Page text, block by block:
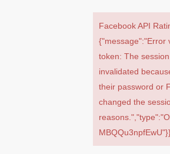
Facebook API
{"message":"Error
token: The
invalidated
their password or
changed the